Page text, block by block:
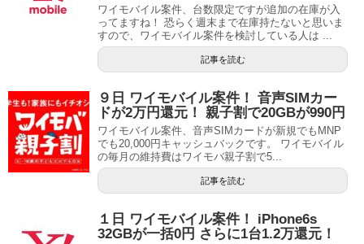
ワイモバイル案件、台数限定ですが追加の在庫が入
ってますね！ 恐らく週末まで在庫持たないと思いま
すので、ワイモバイル案件を検討している人は ...
記事を読む
９日 ワイモバイル案件！ 音声SIMカー
ドが2万円還元！ 親子割で20GBが990円
ワイモバイル案件、音声SIMカードが新規でもMNP
でも20,000円キャッシュバックです。 ワイモバイル
の毎月の維持費はワイモバ親子割で5...
記事を読む
１日 ワイモバイル案件！ iPhone6s
32GBが一括0円 さらに1台1.2万還元！